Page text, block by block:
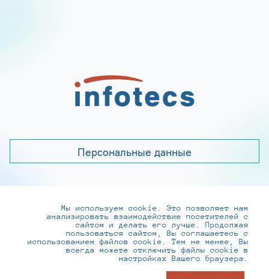
Персональные данные
+7 (495) 737-6192, 8-800-250-0-260
practice@infotecs.ru,hr@infotecs.ru
127273, г. Москва, Отрадная ул., 2Б строение 1
Мы используем cookie. Это позволяет нам
анализировать взаимодействие посетителей с
сайтом и делать его лучше. Продолжая
пользоваться сайтом, Вы соглашаетесь с
использованием файлов cookie. Тем не менее, Вы
всегда можете отключить файлы cookie в
настройках Вашего браузера.